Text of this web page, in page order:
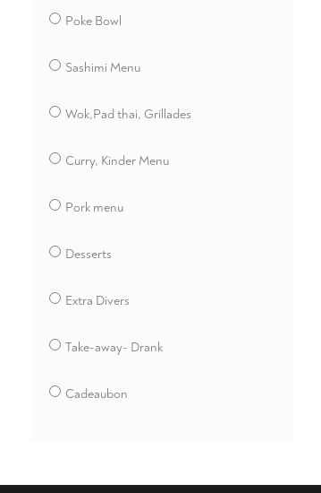
Poke Bowl
Sashimi Menu
Wok,Pad thai, Grillades
Curry, Kinder Menu
Pork menu
Desserts
Extra Divers
Take-away- Drank
Cadeaubon